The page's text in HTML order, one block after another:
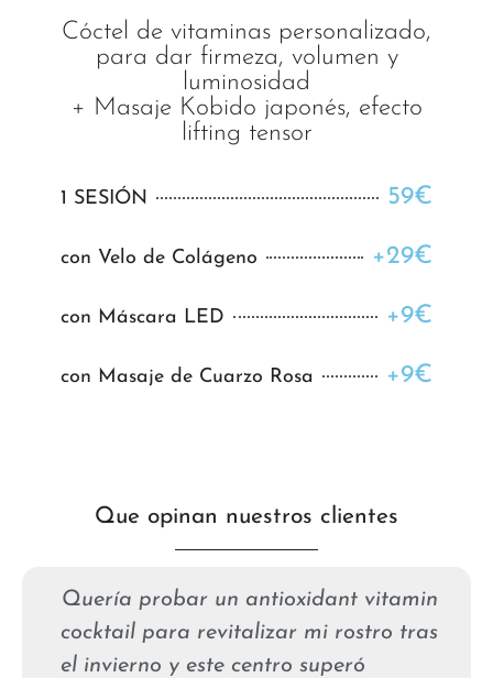
Cóctel de vitaminas personalizado,
para dar firmeza, volumen y
luminosidad
+ Masaje Kobido japonés, efecto
lifting tensor
1 SESIÓN 59€
con Velo de Colágeno +29€
con Máscara LED +9€
con Masaje de Cuarzo Rosa +9€
Que opinan nuestros clientes
Quería probar un antioxidant vitamin
cocktail para revitalizar mi rostro tras
el invierno y este centro superó